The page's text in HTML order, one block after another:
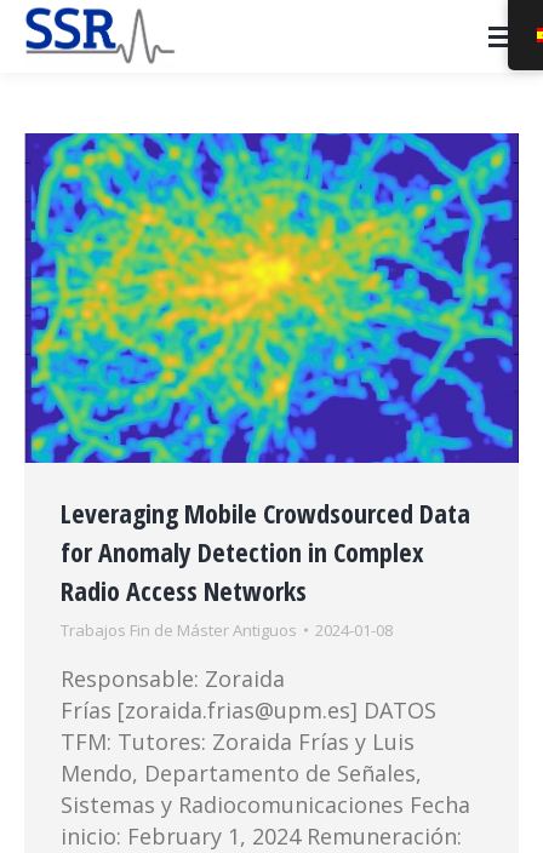
Leveraging Mobile Crowdsourced Data
for Anomaly Detection in Complex
Radio Access Networks
Trabajos Fin de Máster Antiguos 2024-01-08
Responsable: Zoraida
Frías [zoraida.frias@upm.es] DATOS
TFM: Tutores: Zoraida Frías y Luis
Mendo, Departamento de Señales,
Sistemas y Radiocomunicaciones Fecha
inicio: February 1, 2024 Remuneración: